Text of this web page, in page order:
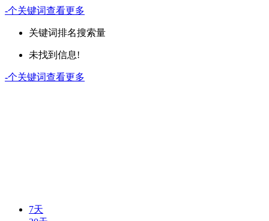
-个关键词查看更多
关键词排名搜索量
未找到信息!
-个关键词查看更多
7天